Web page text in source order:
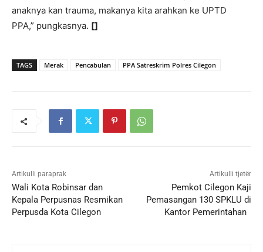
anaknya kan trauma, makanya kita arahkan ke UPTD
PPA,” pungkasnya. []
TAGS Merak Pencabulan PPA Satreskrim Polres Cilegon
Artikulli paraprak
Wali Kota Robinsar dan
Kepala Perpusnas Resmikan
Perpusda Kota Cilegon
Artikulli tjetër
Pemkot Cilegon Kaji
Pemasangan 130 SPKLU di
Kantor Pemerintahan